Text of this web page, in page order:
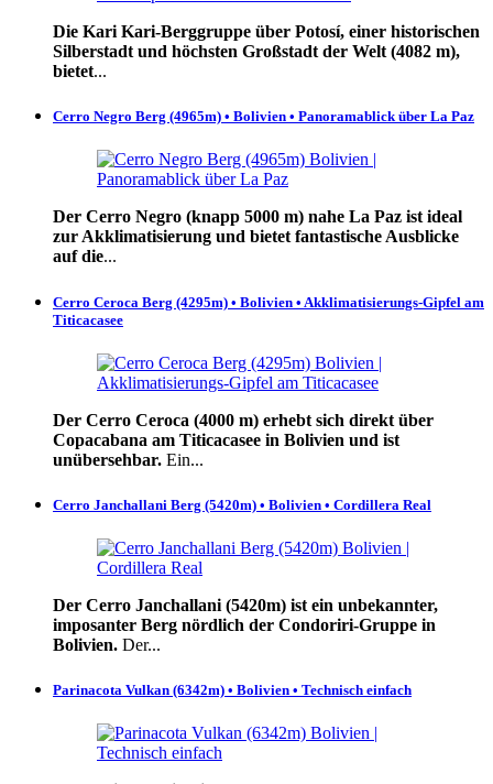
Die Kari Kari-Berggruppe über Potosí, einer historischen
Silberstadt und höchsten Großstadt der Welt (4082 m),
bietet...
Cerro Negro Berg (4965m) • Bolivien • Panoramablick über La Paz
Der Cerro Negro (knapp 5000 m) nahe La Paz ist ideal
zur Akklimatisierung und bietet fantastische Ausblicke
auf die...
Cerro Ceroca Berg (4295m) • Bolivien • Akklimatisierungs-Gipfel am
Titicacasee
Der Cerro Ceroca (4000 m) erhebt sich direkt über
Copacabana am Titicacasee in Bolivien und ist
unübersehbar. Ein...
Cerro Janchallani Berg (5420m) • Bolivien • Cordillera Real
Der Cerro Janchallani (5420m) ist ein unbekannter,
imposanter Berg nördlich der Condoriri-Gruppe in
Bolivien. Der...
Parinacota Vulkan (6342m) • Bolivien • Technisch einfach